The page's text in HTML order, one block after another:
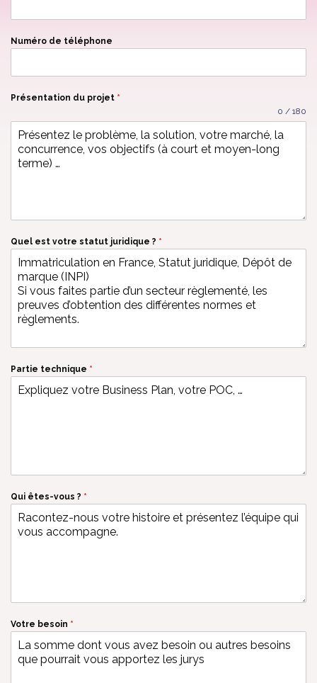
Numéro de téléphone
Présentation du projet *
0 / 180
Quel est votre statut juridique ? *
Partie technique *
Qui êtes-vous ? *
Votre besoin *